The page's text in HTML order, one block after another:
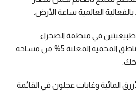
في منطقة الصحراء
الشرقية لتصبح نسبة المناطق المحمية المعلنة 5% من مساحة
المائية وغابات عجلون في القائمة